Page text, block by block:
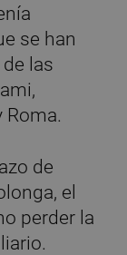
se han
las
Roma.
de
el
perder la